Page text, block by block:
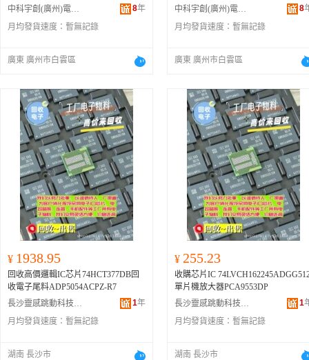
中科宇創(廣州)電氣自動化有限公司
8年
月均發貨速度： 暫無記錄
廣東 廣州市白雲區
中科宇創(廣州)電氣自動化有限公司
8
月均發貨速度： 暫無記錄
廣東 廣州市白雲區
¥ 1938.95
回收高價邏輯IC芯片74HCT377DB回
收電子尾料ADP5054ACPZ-R7
長沙靈感跳動科技有限公司
1年
月均發貨速度： 暫無記錄
湖南 長沙市
¥ 255.23
收購芯片IC
單片機放大器PCA9553DP
長沙靈感跳動科技有限公司
1
月均發貨速度： 暫無記錄
湖南 長沙市